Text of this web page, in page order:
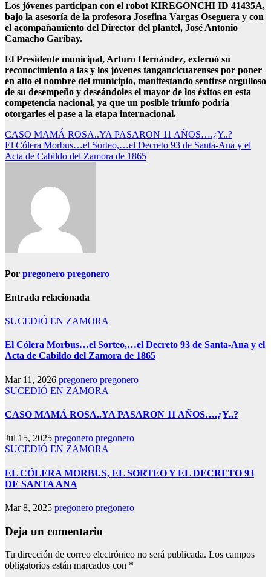
Los jóvenes participan con el robot KIREGONCHI ID 41435A,
bajo la asesoría de la profesora Josefina Vargas Oseguera y con
el acompañamiento del Director del plantel, José Antonio
Camacho Garibay.
El Presidente municipal, Arturo Hernández, externó su
reconocimiento a las y los jóvenes tangancicuarenses por poner
en alto el nombre del municipio, manifestando sentirse orgulloso
de su desempeño y deseándoles el mayor de los éxitos en esta
competencia nacional, ya que un posible triunfo podría
otorgarles el pase a la etapa internacional.
Navegación
de
CASO MAMÁ ROSA..YA PASARON 11 AÑOS….¿Y..?
El Cólera Morbus…el Sorteo,…el Decreto 93 de Santa-Ana y el
Acta de Cabildo del Zamora de 1865
Por pregonero pregonero
Entrada relacionada
SUCEDIÓ EN ZAMORA
El Cólera Morbus…el Sorteo,…el Decreto 93 de Santa-Ana y el
Acta de Cabildo del Zamora de 1865
Mar 11, 2026 pregonero pregonero
SUCEDIÓ EN ZAMORA
CASO MAMÁ ROSA..YA PASARON 11 AÑOS….¿Y..?
Jul 15, 2025 pregonero pregonero
SUCEDIÓ EN ZAMORA
EL CÓLERA MORBUS, EL SORTEO Y EL DECRETO 93
DE SANTA ANA
Mar 8, 2025 pregonero pregonero
Deja un comentario
Tu dirección de correo electrónico no será publicada. Los campos
obligatorios están marcados con *